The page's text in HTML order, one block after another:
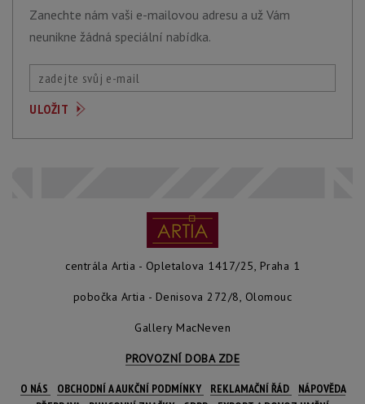
Zanechte nám vaši e-mailovou adresu a už Vám
neunikne žádná speciální nabídka.
centrála Artia - Opletalova 1417/25, Praha 1
pobočka Artia - Denisova 272/8, Olomouc
Gallery MacNeven
PROVOZNÍ DOBA ZDE
O NÁS OBCHODNÍ A AUKČNÍ PODMÍNKY REKLAMAČNÍ ŘÁD
NÁPOVĚDA